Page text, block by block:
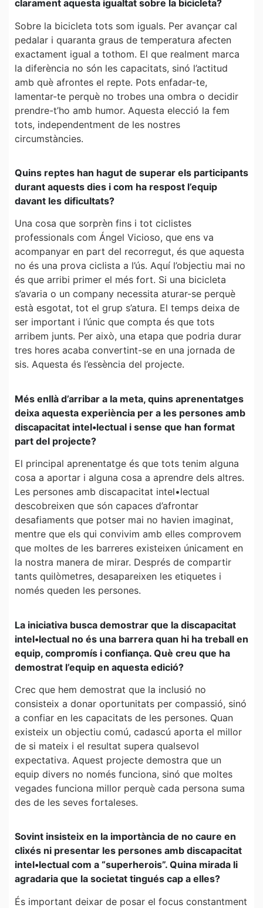
clarament aquesta igualtat sobre la bicicleta?
Sobre la bicicleta tots som iguals. Per avançar cal
pedalar i quaranta graus de temperatura afecten
exactament igual a tothom. El que realment marca
la diferència no són les capacitats, sinó l’actitud
amb què afrontes el repte. Pots enfadar-te,
lamentar-te perquè no trobes una ombra o decidir
prendre-t’ho amb humor. Aquesta elecció la fem
tots, independentment de les nostres
circumstàncies.
Quins reptes han hagut de superar els participants
durant aquests dies i com ha respost l’equip
davant les dificultats?
Una cosa que sorprèn fins i tot ciclistes
professionals com Ángel Vicioso, que ens va
acompanyar en part del recorregut, és que aquesta
no és una prova ciclista a l’ús. Aquí l’objectiu mai no
és que arribi primer el més fort. Si una bicicleta
s’avaria o un company necessita aturar-se perquè
està esgotat, tot el grup s’atura. El temps deixa de
ser important i l’únic que compta és que tots
arribem junts. Per això, una etapa que podria durar
tres hores acaba convertint-se en una jornada de
sis. Aquesta és l’essència del projecte.
Més enllà d’arribar a la meta, quins aprenentatges
deixa aquesta experiència per a les persones amb
discapacitat intel•lectual i sense que han format
part del projecte?
El principal aprenentatge és que tots tenim alguna
cosa a aportar i alguna cosa a aprendre dels altres.
Les persones amb discapacitat intel•lectual
descobreixen que són capaces d’afrontar
desafiaments que potser mai no havien imaginat,
mentre que els qui convivim amb elles comprovem
que moltes de les barreres existeixen únicament en
la nostra manera de mirar. Després de compartir
tants quilòmetres, desapareixen les etiquetes i
només queden les persones.
La iniciativa busca demostrar que la discapacitat
intel•lectual no és una barrera quan hi ha treball en
equip, compromís i confiança. Què creu que ha
demostrat l’equip en aquesta edició?
Crec que hem demostrat que la inclusió no
consisteix a donar oportunitats per compassió, sinó
a confiar en les capacitats de les persones. Quan
existeix un objectiu comú, cadascú aporta el millor
de si mateix i el resultat supera qualsevol
expectativa. Aquest projecte demostra que un
equip divers no només funciona, sinó que moltes
vegades funciona millor perquè cada persona suma
des de les seves fortaleses.
Sovint insisteix en la importància de no caure en
clixés ni presentar les persones amb discapacitat
intel•lectual com a “superherois”. Quina mirada li
agradaria que la societat tingués cap a elles?
És important deixar de posar el focus constantment